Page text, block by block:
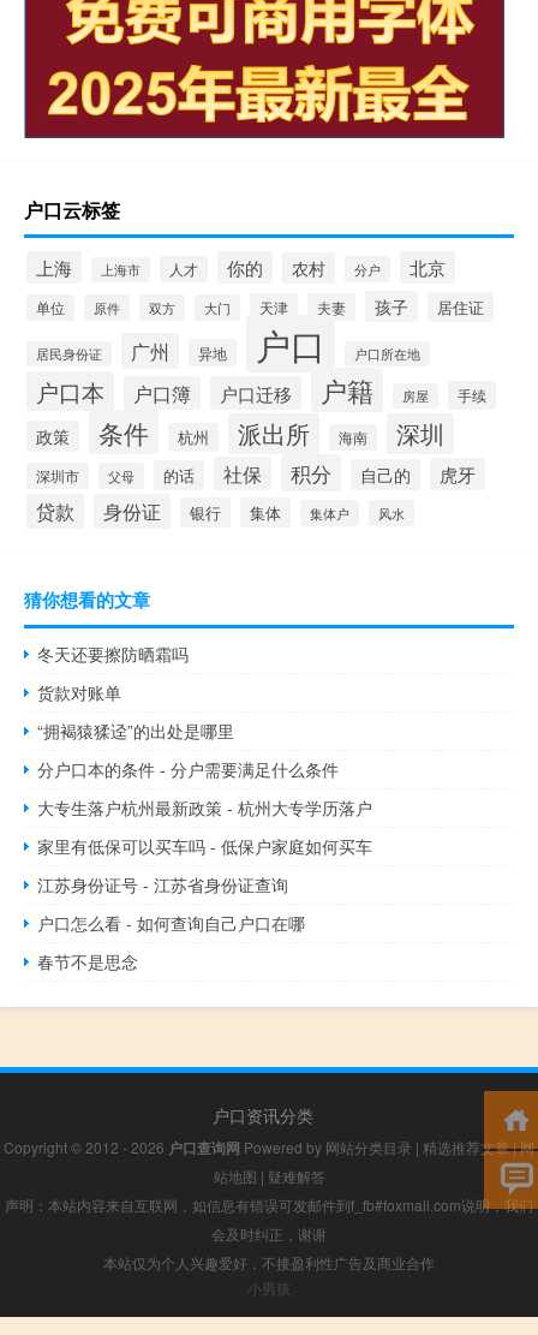
户口云标签
上海 上海市 人才 你的 农村 分户 北京
单位 原件 双方 大门 天津 夫妻 孩子 居住证
居民身份证 广州 异地 户口 户口所在地
户口本 户口簿 户口迁移 户籍 房屋 手续
政策 条件 杭州 派出所 海南 深圳
深圳市 父母 的话 社保 积分 自己的 虎牙
贷款 身份证 银行 集体 集体户 风水
猜你想看的文章
冬天还要擦防晒霜吗
货款对账单
“拥褐猿猱迳”的出处是哪里
分户口本的条件 - 分户需要满足什么条件
大专生落户杭州最新政策 - 杭州大专学历落户
家里有低保可以买车吗 - 低保户家庭如何买车
江苏身份证号 - 江苏省身份证查询
户口怎么看 - 如何查询自己户口在哪
春节不是思念
户口资讯分类
Copyright © 2012 - 2026 户口查询网 Powered by 网站分类目录 | 精选推荐文章|网
站地图 | 疑难解答
声明：本站内容来自互联网，如信息有错误可发邮件到f_fb#foxmail.com说明，我们
会及时纠正，谢谢
本站仅为个人兴趣爱好，不接盈利性广告及商业合作
小男孩